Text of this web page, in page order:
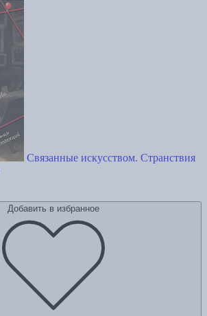
Связанные искусством. Странствия
Добавить в избранное